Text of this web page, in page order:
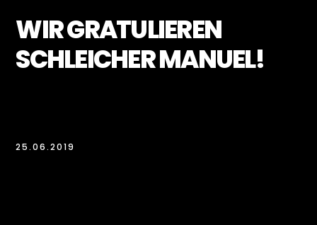
WIR GRATULIEREN
SCHLEICHER MANUEL!
25.06.2019